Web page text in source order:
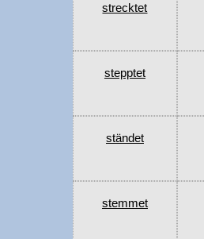
strecktet
stepptet
ständet
stemmet